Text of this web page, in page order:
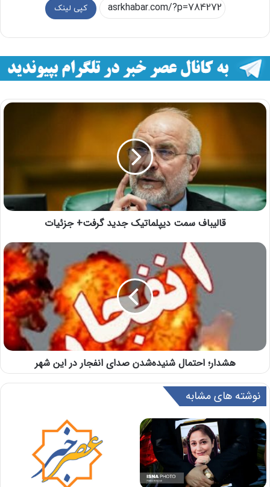
کپی لینک
قالیباف سمت دیپلماتیک جدید گرفت+ جزئیات
هشدار؛ احتمال شنیده‎‌شدن صدای انفجار در این شهر
نوشته های مشابه